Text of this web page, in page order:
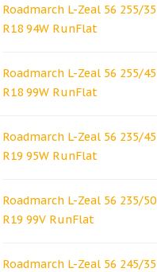
Roadmarch L-Zeal 56 255/35
R18 94W RunFlat
Roadmarch L-Zeal 56 255/45
R18 99W RunFlat
Roadmarch L-Zeal 56 235/45
R19 95W RunFlat
Roadmarch L-Zeal 56 235/50
R19 99V RunFlat
Roadmarch L-Zeal 56 245/35